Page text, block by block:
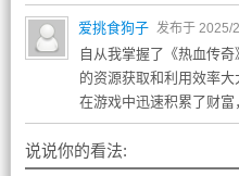
爱挑食狗子 发布于 2025/
自从我掌握了《热血传
的资源获取和利用效率
在游戏中迅速积累了财富
说说你的看法: